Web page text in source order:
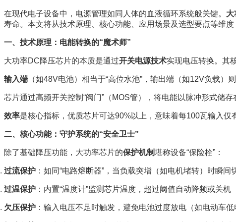
在现代电子设备中，电源管理如同人体的血液循环系统般关键。 大
寿命。本文将从技术原理、核心功能、应用场景及选型要点等维度
一、技术原理：电能转换的“魔术师”
大功率DC降压芯片的本质是通过开关电源技术实现电压转换。其
输入端 （如48V电池）相当于“高位水池”，输出端（如12V负载）则
芯片通过高频开关控制“阀门”（MOS管），将电能以脉冲形式储存
效率是核心指标，优质芯片可达90%以上，意味着每100瓦输入仅
二、核心功能：守护系统的“安全卫士”
除了基础降压功能，大功率芯片的保护机制堪称设备“保险栓”：
过流保护 ：如同“电路熔断器”，当负载突增（如电机堵转）时瞬间
过温保护 ：内置“温度计”监测芯片温度，超过阈值自动降频或关机
欠压保护 ：输入电压不足时触发，避免电池过度放电（如电动车低